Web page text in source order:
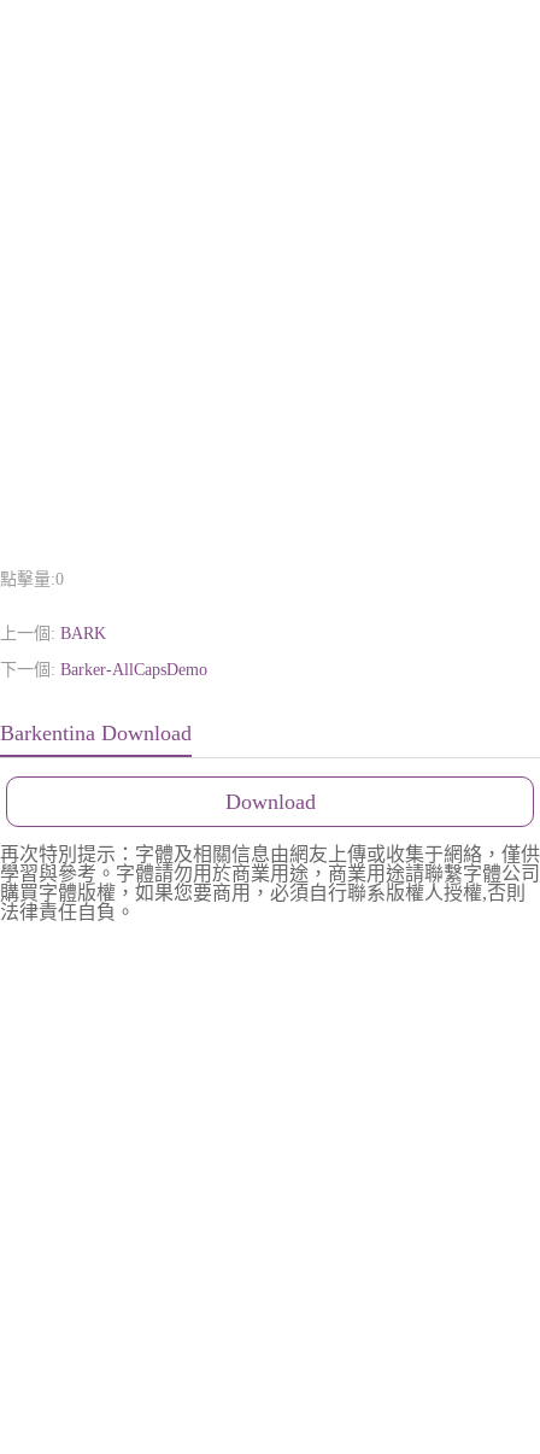
點擊量:0
上一個: BARK
下一個: Barker-AllCapsDemo
Barkentina Download
Download
再次特別提示：字體及相關信息由網友上傳或收集于網絡，僅供
學習與參考。字體請勿用於商業用途，商業用途請聯繫字體公司
購買字體版權，如果您要商用，必須自行聯系版權人授權,否則
法律責任自負。